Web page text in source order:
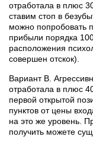
отработала в плюс
ставим стоп в
можно попробовать
прибыли порядка
расположения
совершен отскок).
Вариант В.
отработала в плюс
первой открытой
пунктов от цены
на это же уровень.
получить можете